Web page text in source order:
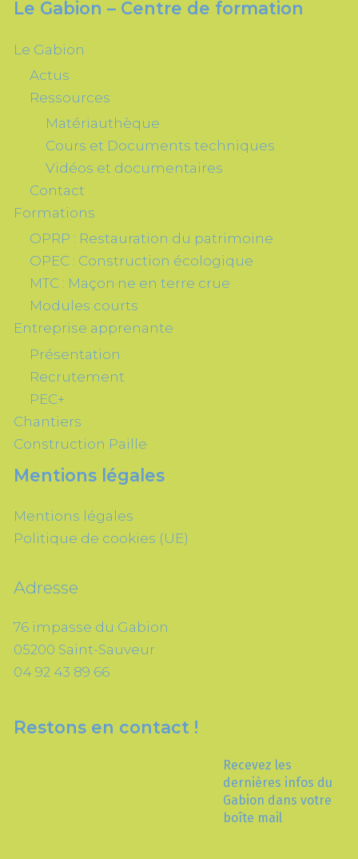
Le Gabion – Centre de formation
Le Gabion
Actus
Ressources
Matériauthèque
Cours et Documents techniques
Vidéos et documentaires
Contact
Formations
OPRP : Restauration du patrimoine
OPEC : Construction écologique
MTC : Maçon·ne en terre crue
Modules courts
Entreprise apprenante
Présentation
Recrutement
PEC+
Chantiers
Construction Paille
Mentions légales
Mentions légales
Politique de cookies (UE)
Adresse
76 impasse du Gabion
05200 Saint-Sauveur
04 92 43 89 66
Restons en contact !
Recevez les
dernières infos du
Gabion dans votre
boîte mail